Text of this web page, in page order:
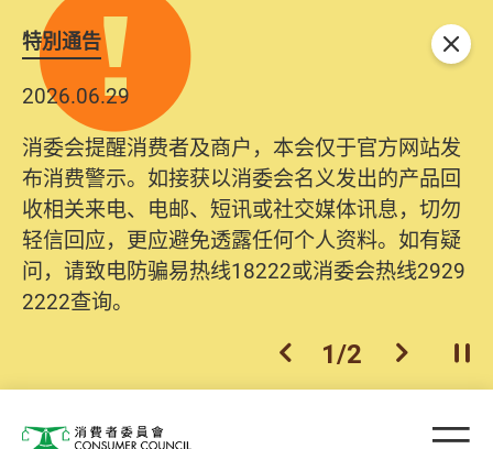
特別通告
2026.06.29
消委会提醒消费者及商户，本会仅于官方网站发
布消费警示。如接获以消委会名义发出的产品回
收相关来电、电邮、短讯或社交媒体讯息，切勿
轻信回应，更应避免透露任何个人资料。如有疑
问，请致电防骗易热线18222或消委会热线2929
2222查询。
2025.10.31
为提升使用者体验及网络安全，本会的投诉处理
系统已经进行升级及推出新功能。由2025年11月
10日起，消费者需要提供基本联络资料（包括姓
名、电邮及电话）注册帐户，才可提交投诉、查
询及建议。所有提交纪录将清晰整合于帐户中，
方便日后作出跟进。
上一个
2/2 下一个开
关闭
目